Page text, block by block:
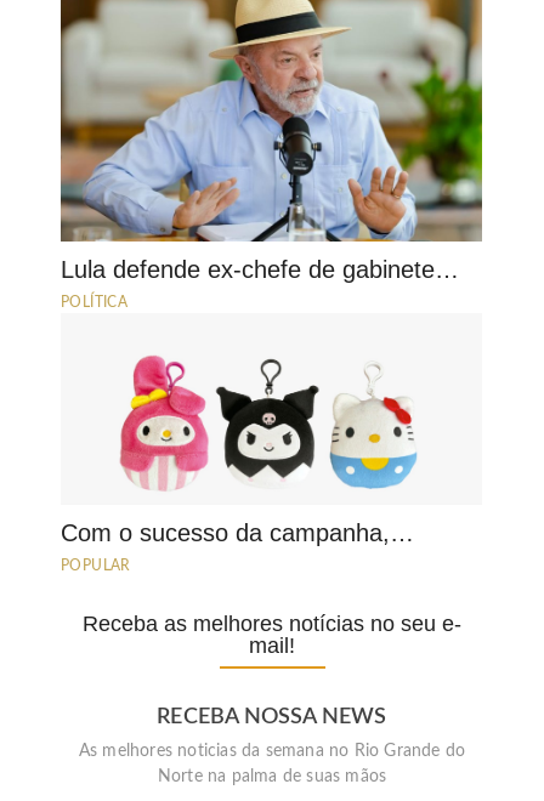
Lula defende ex-chefe de gabinete…
POLÍTICA
Com o sucesso da campanha,…
POPULAR
Receba as melhores notícias no seu e-
mail!
RECEBA NOSSA NEWS
As melhores noticias da semana no Rio Grande do
Norte na palma de suas mãos